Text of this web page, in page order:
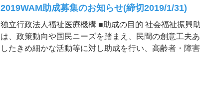
2019WAM助成募集のお知らせ(締切2019/1/31)
独立行政法人福祉医療機構 ■助成の目的 社会福祉振興
は、政策動向や国民ニーズを踏まえ、民間の創意工夫
したきめ細かな活動等に対し助成を行い、高齢者・障